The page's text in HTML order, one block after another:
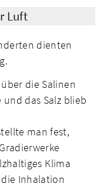
Luft
dienten
die Salinen
das Salz blieb
man fest,
Klima
Inhalation